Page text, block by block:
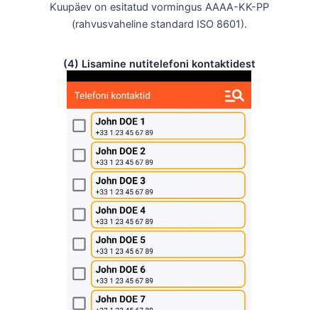
Kuupäev on esitatud vormingus AAAA-KK-PP
(rahvusvaheline standard ISO 8601).
(4) Lisamine nutitelefoni kontaktidest